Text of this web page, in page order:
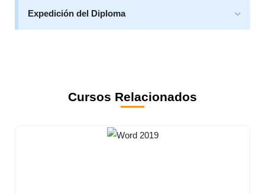
Expedición del Diploma
Cursos Relacionados